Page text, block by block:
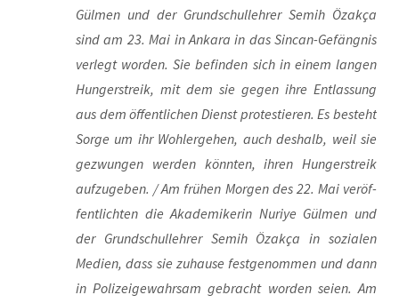
Gül­men und der Grund­schul­leh­rer Semih Özak­ça
sind am 23. Mai in Anka­ra in das Sin­can-Gefäng­nis
ver­legt wor­den. Sie befin­den sich in einem lan­gen
Hun­ger­streik, mit dem sie gegen ihre Ent­las­sung
aus dem öffent­li­chen Dienst pro­tes­tie­ren. Es besteht
Sor­ge um ihr Wohl­erge­hen, auch des­halb, weil sie
gezwun­gen wer­den könn­ten, ihren Hun­ger­streik
auf­zu­ge­ben. / Am frü­hen Mor­gen des 22. Mai ver­öf­
fent­lich­ten die Aka­de­mi­ke­rin Nuri­ye Gül­men und
der Grund­schul­leh­rer Semih Özak­ça in sozia­len
Medi­en, dass sie zuhau­se fest­ge­nom­men und dann
in Poli­zei­ge­wahr­sam gebracht wor­den sei­en. Am